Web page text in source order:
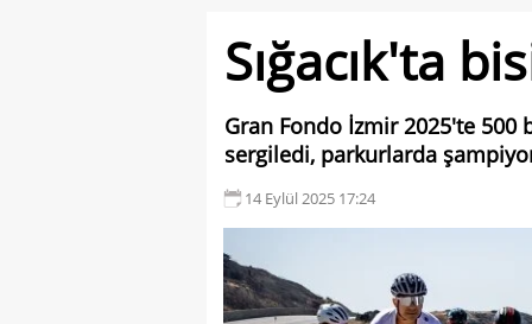
Sığacık'ta
Gran Fondo İzmir 2025'te 500
sergiledi, parkurlarda
14 Eylül 2025 17:24